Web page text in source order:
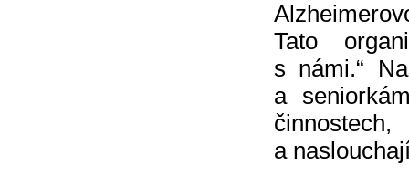
Tato
s námi.“
a
a